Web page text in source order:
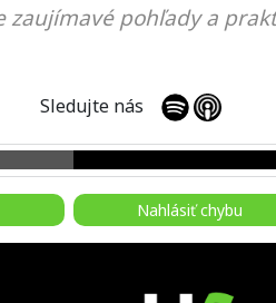
zaujímavé pohľady a
Sledujte nás
Nahlásiť chybu